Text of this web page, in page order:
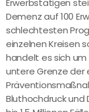
Erwerbstätigen
Demenz auf 100
schlechtesten
einzelnen Kreisen
handelt es sich
untere Grenze der
Bluthochdruck und